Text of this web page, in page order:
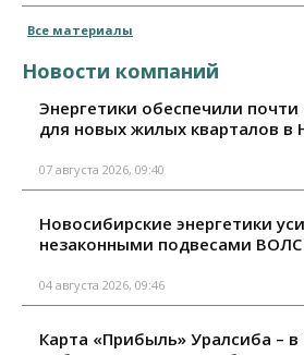
Все материалы
Новости компаний
Энергетики обеспечили
для новых жилых кварталов в
07 августа 2026, 09:40
Новосибирские энергетики
незаконными подвесами ВОЛС
04 августа 2026, 09:46
Карта «Прибыль» Уралсиба –